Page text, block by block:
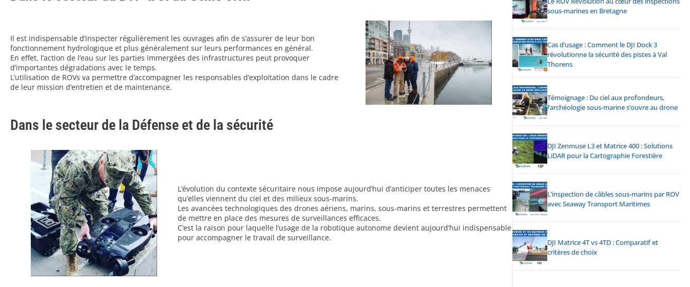
Il est indispensable d’inspecter régulièrement les ouvrages afin de s’assurer de leur bon
fonctionnement hydrologique et plus généralement sur leurs performances en général.
En effet, l’action de l’eau sur les parties immergées des infrastructures peut provoquer
d’importantes dégradations avec le temps.
L’utilisation de ROVs va permettre d’accompagner les responsables d’exploitation dans le cadre
de leur mission d’entretien et de maintenance.
Dans le secteur de la Défense et de la sécurité
L’évolution du contexte sécuritaire nous impose aujourd’hui d’anticiper toutes les menaces
qu’elles viennent du ciel et des milieux sous-marins.
Les avancées technologiques des drones aériens, marins, sous-marins et terrestres permettent
de mettre en place des mesures de surveillances efficaces.
C’est la raison pour laquelle l’usage de la robotique autonome devient aujourd’hui indispensable
pour accompagner le travail de surveillance.
sous-marines en Bretagne
Cas d’usage : Comment le DJI Dock 3
révolutionne la sécurité des pistes à Val
Thorens
Témoignage : Du ciel aux profondeurs,
l’archéologie sous-marine s’ouvre au drone
DJI Zenmuse L3 et Matrice 400 : Solutions
LiDAR pour la Cartographie Forestière
L’inspection de câbles sous-marins par ROV
avec Seaway Transport Maritimes
DJI Matrice 4T vs 4TD : Comparatif et
critères de choix